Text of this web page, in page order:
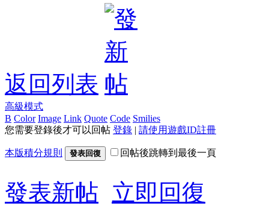
返回列表
高級模式
B Color Image Link Quote Code Smilies
您需要登錄後才可以回帖 登錄 | 請使用遊戲ID註冊
本版積分規則 發表回復 回帖後跳轉到最後一頁
發表新帖 立即回復